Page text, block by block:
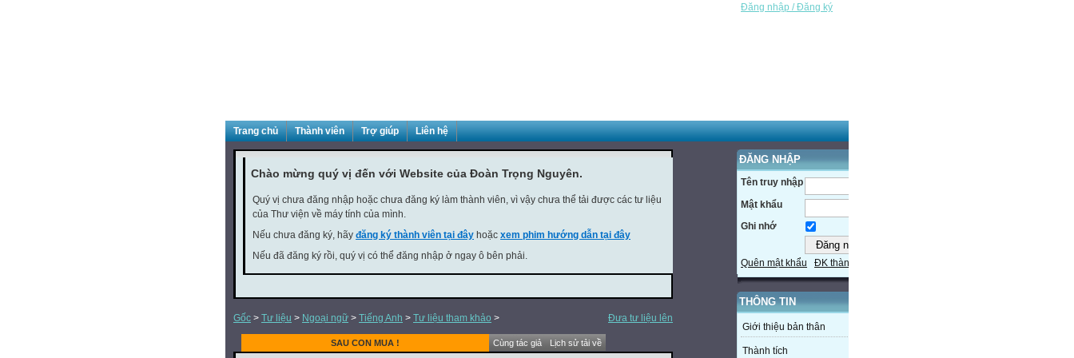
Đăng nhập / Đăng ký
Trang chủ Thành viên Trợ giúp Liên hệ
ĐĂNG NHẬP
Tên truy nhập
Mật khẩu
Ghi nhớ
Quên mật khẩu ĐK thành viên
THÔNG TIN
Giới thiệu bản thân
Thành tích
Chào mừng quý vị đến với Website của Đoàn Trọng Nguyên.
Quý vị chưa đăng nhập hoặc chưa đăng ký làm thành viên, vì vậy chưa thể tải được các tư liệu
của Thư viện về máy tính của mình.
Nếu chưa đăng ký, hãy đăng ký thành viên tại đây hoặc xem phim hướng dẫn tại đây
Nếu đã đăng ký rồi, quý vị có thể đăng nhập ở ngay ô bên phải.
Đưa tư liệu lên
Gốc > Tư liệu > Ngoại ngữ > Tiếng Anh > Tư liệu tham khảo >
SAU CON MUA ! Cùng tác giả Lịch sử tải về